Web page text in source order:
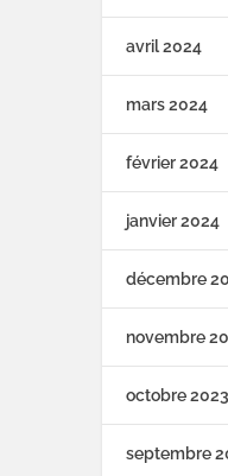
avril 2024
mars 2024
février 2024
janvier 2024
décembre
novembre
octobre 2023
septembre